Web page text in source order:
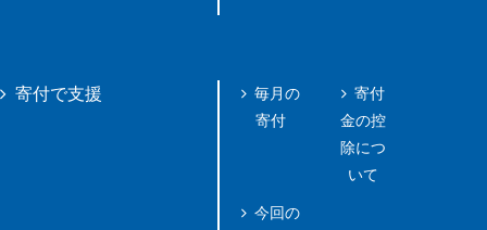
寄付で支援
毎月の
寄付
今回の
寄付
金の控
除につ
いて